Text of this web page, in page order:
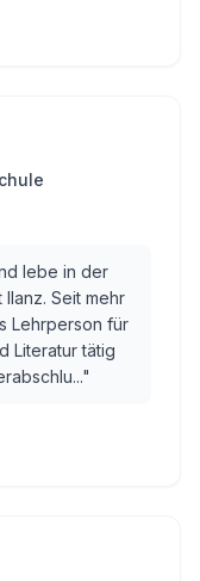
lebe in der
Seit mehr
Lehrperson für
Literatur tätig
"